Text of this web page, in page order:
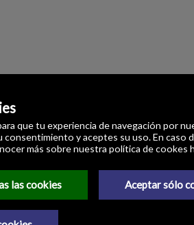
que tu experiencia de navegación por
consentimiento y aceptes su uso. En caso
más sobre nuestra política de cookes
las cookies Aceptar sólo